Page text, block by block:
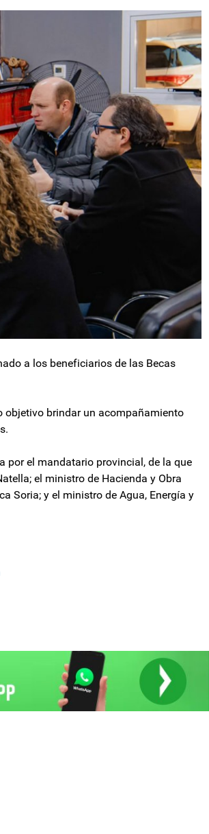
a los beneficiarios de las Becas
objetivo brindar un acompañamiento
por el mandatario provincial, de la que
el ministro de Hacienda y Obra
Soria; y el ministro de Agua, Energía y
408 puntos básicos
en Capital Humano